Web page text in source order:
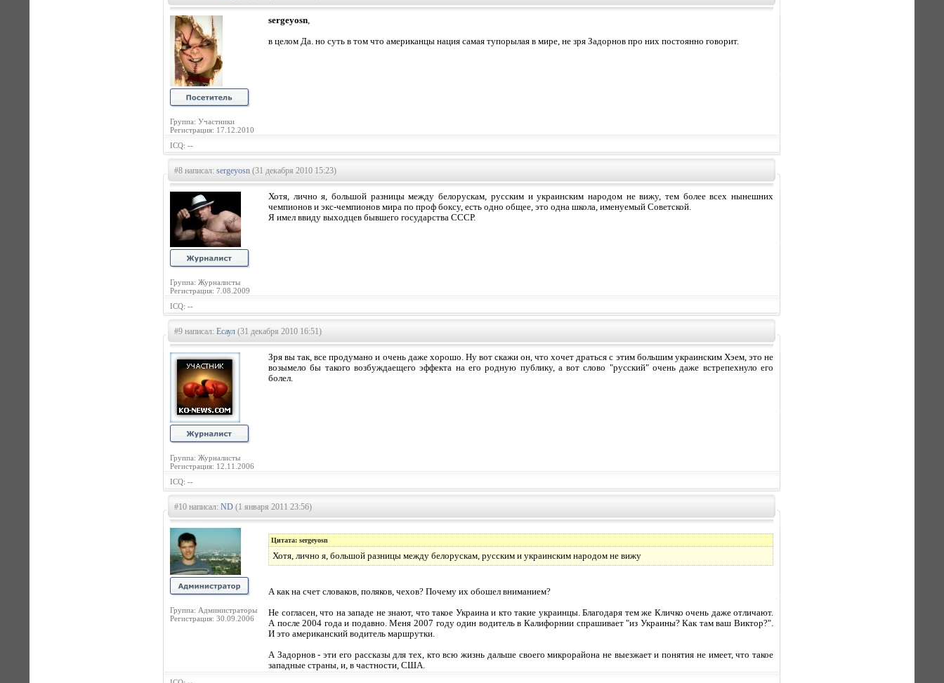
Группа: Участники
Регистрация: 17.12.2010
sergeyosn,
в целом Да. но суть в том что американцы нация самая тупорылая в мире, не зря Задорнов про них постоянно говорит.
ICQ: --
#8 написал: sergeyosn (31 декабря 2010 15:23)
Группа: Журналисты
Регистрация: 7.08.2009
Хотя, лично я, большой разницы между белорускам, русским и украинским народом не вижу, тем более всех нынешних
чемпионов и экс-чемпионов мира по проф боксу, есть одно общее, это одна школа, именуемый Советской.
Я имел ввиду выходцев бывшего государства СССР.
ICQ: --
#9 написал: Есаул (31 декабря 2010 16:51)
Группа: Журналисты
Регистрация: 12.11.2006
Зря вы так, все продумано и очень даже хорошо. Ну вот скажи он, что хочет драться с этим большим украинским Хэем, это не
возымело бы такого возбуждаещего эффекта на его родную публику, а вот слово "русский" очень даже встрепехнуло его
болел.
ICQ: --
#10 написал: ND (1 января 2011 23:56)
Группа: Администраторы
Регистрация: 30.09.2006
Цитата: sergeyosn
Хотя, лично я, большой разницы между белорускам, русским и украинским народом не вижу
А как на счет словаков, поляков, чехов? Почему их обошел вниманием?
Не согласен, что на западе не знают, что такое Украина и кто такие украинцы. Благодаря тем же Кличко очень даже отличают.
А после 2004 года и подавно. Меня 2007 году один водитель в Калифорнии спрашивает "из Украины? Как там ваш Виктор?".
И это американский водитель маршрутки.
А Задорнов - эти его рассказы для тех, кто всю жизнь дальше своего микрорайона не выезжает и понятия не имеет, что такое
западные страны, и, в частности, США.